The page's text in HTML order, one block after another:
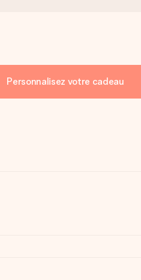
Personnalisez votre cadeau